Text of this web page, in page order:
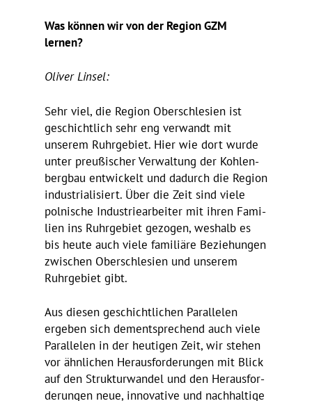
Was können wir von der Region GZM
lernen?
Oliver Linsel:
Sehr viel, die Region Ober­schle­sien ist
geschicht­lich sehr eng verwandt mit
unserem Ruhr­ge­biet. Hier wie dort wurde
unter preu­ßi­scher Verwal­tung der Kohlen­
bergbau entwi­ckelt und dadurch die Region
indus­tria­li­siert. Über die Zeit sind viele
polni­sche Indus­trie­ar­beiter mit ihren Fami­
lien ins Ruhr­ge­biet gezogen, weshalb es
bis heute auch viele fami­liäre Bezie­hungen
zwischen Ober­schle­sien und unserem
Ruhr­ge­biet gibt.
Aus diesen geschicht­li­chen Paral­lelen
ergeben sich dementspre­chend auch viele
Paral­lelen in der heutigen Zeit, wir stehen
vor ähnli­chen Heraus­for­de­rungen mit Blick
auf den Struk­tur­wandel und den Heraus­for­
de­rungen neue, inno­va­tive und nach­hal­tige